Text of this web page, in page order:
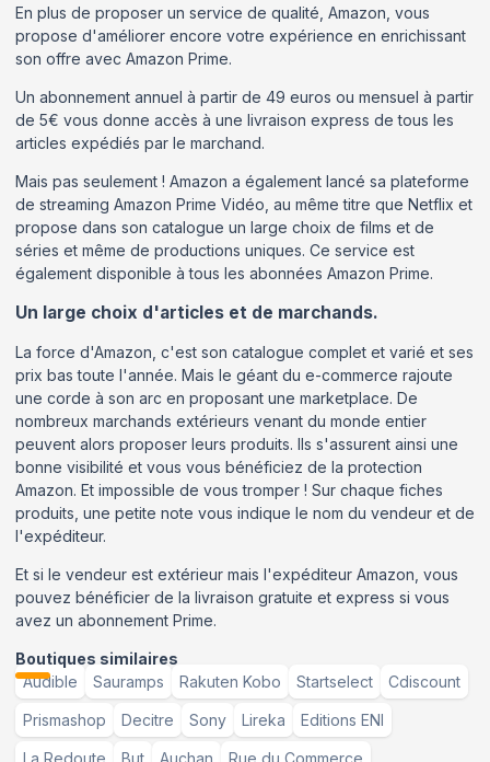
En plus de proposer un service de qualité, Amazon, vous
propose d'améliorer encore votre expérience en enrichissant
son offre avec Amazon Prime.
Un abonnement annuel à partir de 49 euros ou mensuel à partir
de 5€ vous donne accès à une livraison express de tous les
articles expédiés par le marchand.
Mais pas seulement ! Amazon a également lancé sa plateforme
de streaming Amazon Prime Vidéo, au même titre que Netflix et
propose dans son catalogue un large choix de films et de
séries et même de productions uniques. Ce service est
également disponible à tous les abonnées Amazon Prime.
Un large choix d'articles et de marchands.
La force d'Amazon, c'est son catalogue complet et varié et ses
prix bas toute l'année. Mais le géant du e-commerce rajoute
une corde à son arc en proposant une marketplace. De
nombreux marchands extérieurs venant du monde entier
peuvent alors proposer leurs produits. Ils s'assurent ainsi une
bonne visibilité et vous vous bénéficiez de la protection
Amazon. Et impossible de vous tromper ! Sur chaque fiches
produits, une petite note vous indique le nom du vendeur et de
l'expéditeur.
Et si le vendeur est extérieur mais l'expéditeur Amazon, vous
pouvez bénéficier de la livraison gratuite et express si vous
avez un abonnement Prime.
Boutiques similaires
Audible
Sauramps Rakuten Kobo Startselect Cdiscount
Prismashop Decitre Sony Lireka Editions ENI
La Redoute But Auchan Rue du Commerce